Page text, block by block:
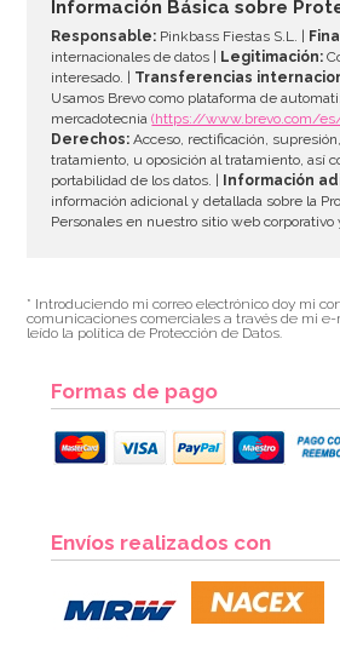
Información Básica sobre
Responsable: Pinkbass Fiestas S.L. |
internacionales de datos |
Legitimación:
interesado. | Transferencias
Usamos Brevo como plataforma de
mercadotecnia(https://www.brevo.com/
Derechos: Acceso, rectificación,
tratamiento, u oposición al tratamiento, así
portabilidad de los datos. |
Información
información adicional y detallada sobre la
Personales en nuestro sitio web corporativo
* Introduciendo mi correo electrónico doy mi
comunicaciones comerciales a través de mi
leído la política de Protección de Datos.
Formas de pago
Envíos realizados con